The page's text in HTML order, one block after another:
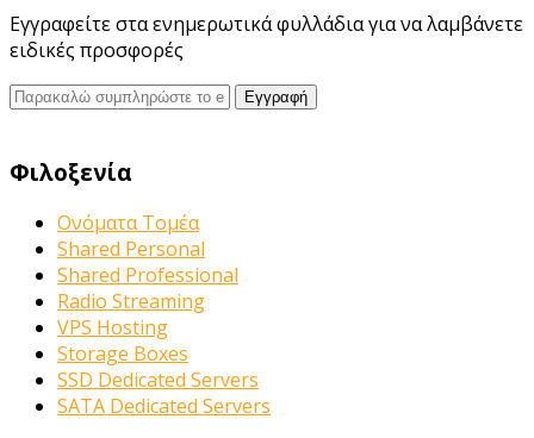
Εγγραφείτε στα ενημερωτικά φυλλάδια για να λαμβάνετε
ειδικές προσφορές
Φιλοξενία
Ονόματα Τομέα
Shared Personal
Shared Professional
Radio Streaming
VPS Hosting
Storage Boxes
SSD Dedicated Servers
SATA Dedicated Servers